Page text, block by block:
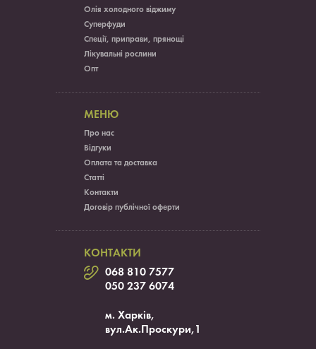
Олія холодного віджиму
Суперфуди
Спеції, приправи, прянощі
Лікувальні рослини
Опт
МЕНЮ
Про нас
Відгуки
Оплата та доставка
Статті
Контакти
Договір публічної оферти
КОНТАКТИ
068 810 7577
050 237 6074
м. Харків,
вул.Ак.Проскури,1